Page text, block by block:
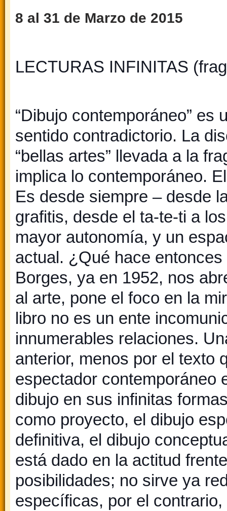
8 al 31 de Marzo de 2015
LECTURAS INFINITAS
“Dibujo contemporáneo”
sentido contradictorio. La
“bellas artes” llevada a la
implica lo contemporáneo.
Es desde siempre – desde
grafitis, desde el ta-te-ti a
mayor autonomía, y un
actual. ¿Qué hace entonces
Borges, ya en 1952, nos
al arte, pone el foco en la
libro no es un ente
innumerables relaciones.
anterior, menos por el texto
espectador contemporáneo
dibujo en sus infinitas
como proyecto, el dibujo
definitiva, el dibujo
está dado en la actitud
posibilidades; no sirve ya
específicas, por el